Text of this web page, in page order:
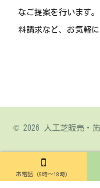
なご提案を行います。
料請求など、お気軽
© 2026 人工芝販売・
お電話（9時～18時）